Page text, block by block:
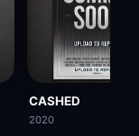
CASHED
2020